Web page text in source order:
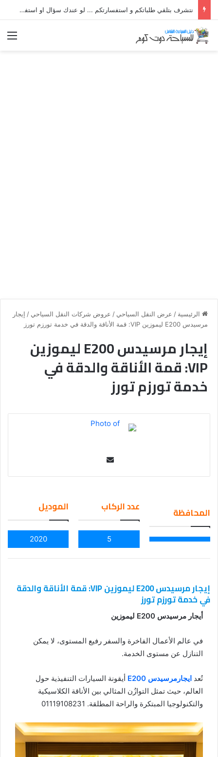
نتشرف بتلقي طلباتكم و استفسارتكم ... لو عندك سؤال او استفسار ماتدرددش فى طلب المساعدة
الرئيسية / عرض النقل السياحي / عروض شركات النقل السياحي / إيجار
مرسيدس E200 ليموزين VIP: قمة الأناقة والدقة في خدمة تورزم تورز
إيجار مرسيدس E200 ليموزين
VIP: قمة الأناقة والدقة في
خدمة تورزم تورز
ail
المحافظة عدد الركاب
5
الموديل
2020
إيجار مرسيدس E200 ليموزين VIP: قمة الأناقة والدقة
في خدمة تورزم تورز
أيجار مرسيدس E200 ليموزين
في عالم الأعمال الفاخرة والسفر رفيع المستوى، لا يمكن
التنازل عن مستوى الخدمة.
تُعد ايجار مرسيدس E200
أيقونة السيارات التنفيذية حول
العالم، حيث تمثل التوازُن المثالي بين الأناقة الكلاسيكية
والتكنولوجيا المبتكرة والراحة المطلقة. 01119108231